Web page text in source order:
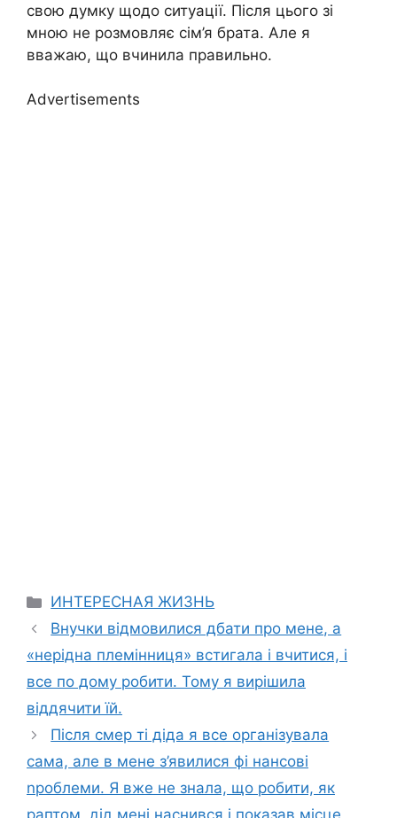
свою думку щодо ситуації. Після цього зі
мною не розмовляє сім’я брата. Але я
вважаю, що вчинила правильно.
Advertisements
Categories
ИНТЕРЕСНАЯ ЖИЗНЬ
Внучки відмовилися дбати про мене, а
«нерідна племінниця» встигала і вчитися, і
все по дому робити. Тому я вирішила
віддячити їй.
Після смер ті діда я все організувала
сама, але в мене з’явилися фі нансові
nроблеми. Я вже не знала, що робити, як